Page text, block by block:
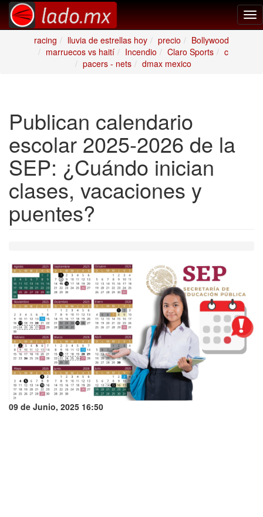
racing
lluvia de estrellas hoy precio
Bollywood
marruecos vs haití
Incendio Claro Sports
c
pacers - nets
dmax mexico
Publican calendario
escolar 2025-2026 de la
SEP: ¿Cuándo inician
clases, vacaciones y
puentes?
09 de Junio, 2025 16:50